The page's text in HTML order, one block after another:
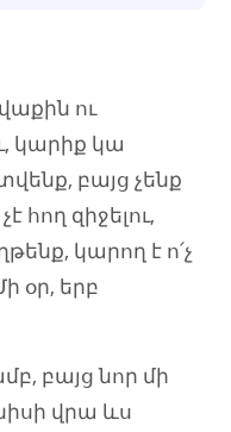
ու
կարիք կա
բայց չենք
հող զիջելու,
կարող է ո՛չ
օր, երբ
բայց նոր մի
վրա ևս